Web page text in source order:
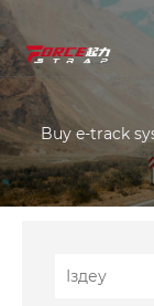
Buy e-track